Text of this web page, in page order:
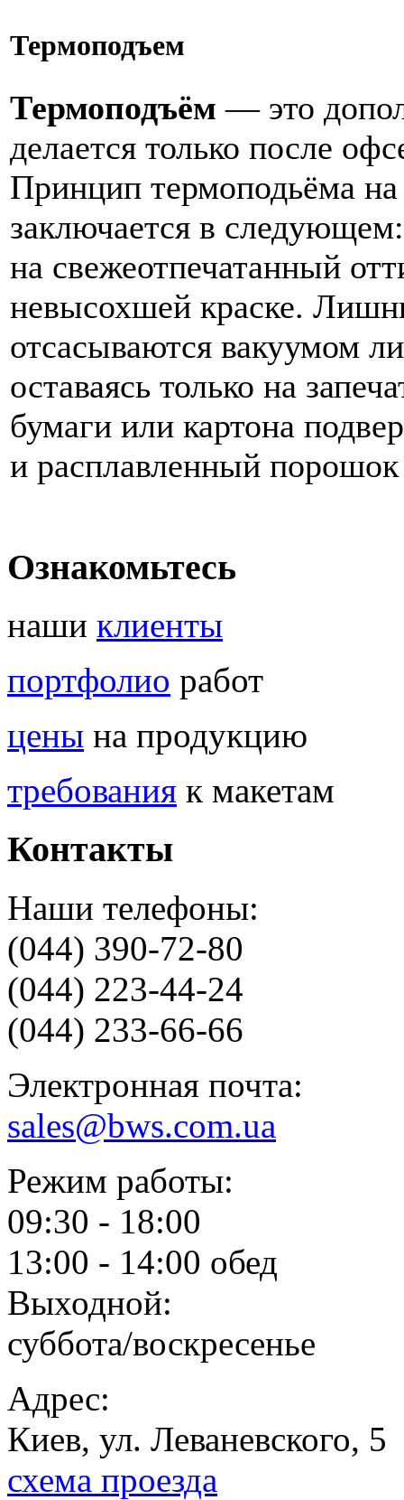
Термоподъем
Термоподъём — это
делается только после
Принцип термоподьёма
заключается в
на свежеотпечатанный
невысохшей краске.
отсасываются вакуумом
оставаясь только на
бумаги или картона
и расплавленный
Ознакомьтесь
наши клиенты
портфолио работ
цены на продукцию
требования к макетам
Контакты
Наши телефоны:
(044) 390-72-80
(044) 223-44-24
(044) 233-66-66
Электронная почта:
sales@bws.com.ua
Режим работы:
09:30 - 18:00
13:00 - 14:00 обед
Выходной:
суббота/воскресенье
Адрес:
Киев, ул. Леваневского, 5
схема проезда